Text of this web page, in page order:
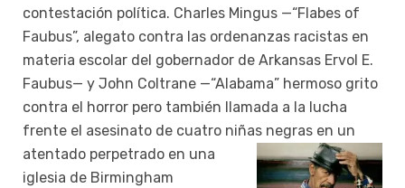
contestación política. Charles Mingus —“Flabes of
Faubus”, alegato contra las ordenanzas racistas en
materia escolar del gobernador de Arkansas Ervol E.
Faubus— y John Coltrane —“Alabama” hermoso grito
contra el horror pero también llamada a la lucha
frente el asesinato de cuatro niñas negras en un
atentado perpetrado en una
iglesia de Birmingham